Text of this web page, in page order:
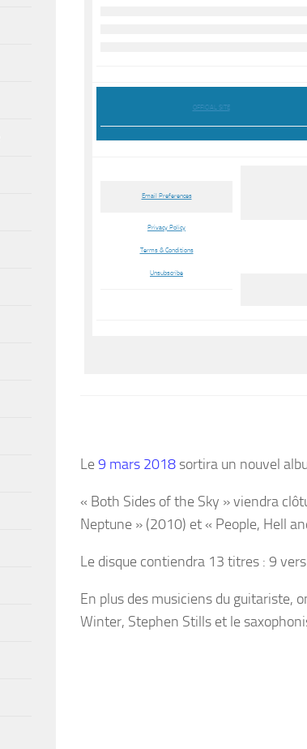
OFFICIAL SITE
Email Preferences
Privacy Policy
Terms & Conditions
Unsubscribe
Le9 mars 2018 sortira un nouvel
« Both Sides of the Sky » viendra
Neptune » (2010) et « People, Hell
Le disque contiendra 13 titres : 9
En plus des musiciens du guitariste,
Winter, Stephen Stills et le